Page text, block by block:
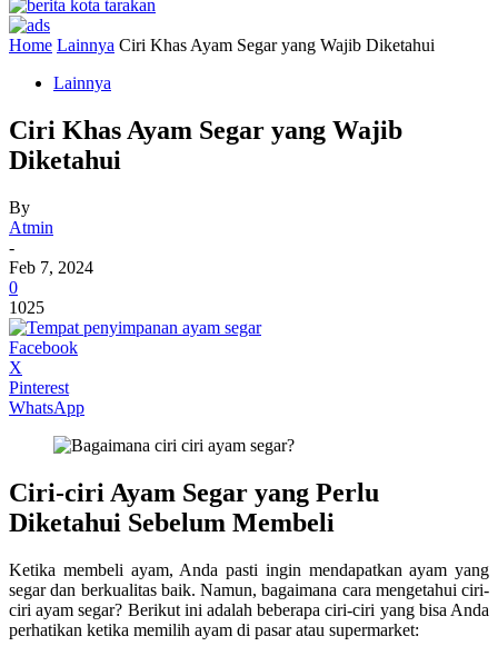
Home Lainnya Ciri Khas Ayam Segar yang Wajib Diketahui
Lainnya
Ciri Khas Ayam Segar yang Wajib
Diketahui
By
Atmin
-
Feb 7, 2024
0
1025
Facebook
X
Pinterest
WhatsApp
Ciri-ciri Ayam Segar yang Perlu
Diketahui Sebelum Membeli
Ketika membeli ayam, Anda pasti ingin mendapatkan ayam yang
segar dan berkualitas baik. Namun, bagaimana cara mengetahui ciri-
ciri ayam segar? Berikut ini adalah beberapa ciri-ciri yang bisa Anda
perhatikan ketika memilih ayam di pasar atau supermarket: